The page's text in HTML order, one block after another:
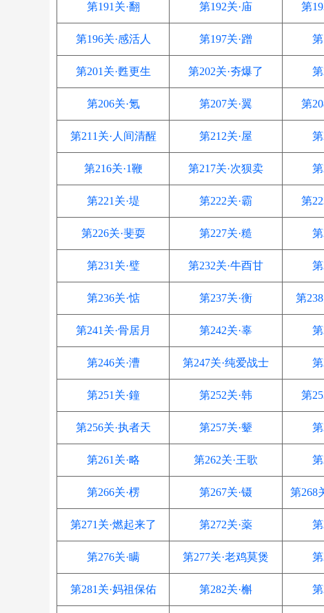
第191关·翻 第192关·庙 第
第196关·感活人 第197关·蹭
第201关·甦更生 第202关·夯爆了
第206关·氪 第207关·翼 第
第211关·人间清醒 第212关·屋
第216关·1鞭 第217关·次狈卖
第221关·堤 第222关·霸 第
第226关·斐耍 第227关·糙
第231关·璧 第232关·牛酉甘
第236关·惦 第237关·衡 第
第241关·骨居月 第242关·辜
第246关·漕 第247关·纯爱战士
第251关·鐘 第252关·韩 第
第256关·执者天 第257关·颦
第261关·略 第262关·王歌
第266关·楞 第267关·镊 第268
第271关·燃起来了 第272关·薬
第276关·瞒 第277关·老鸡莫煲
第281关·妈祖保佑 第282关·槲